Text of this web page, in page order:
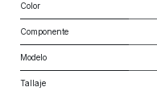
Color
Componente
Modelo
Tallaje